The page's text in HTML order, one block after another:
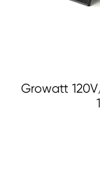
Growatt